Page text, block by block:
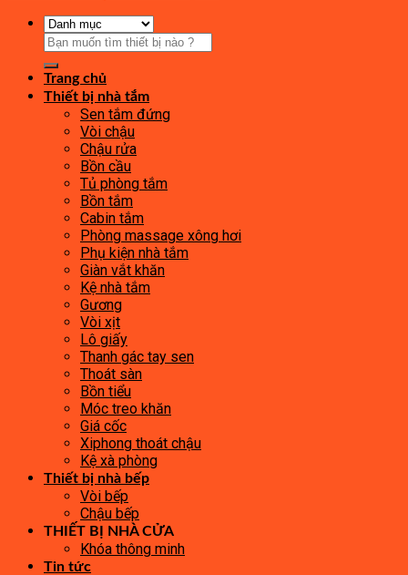
Tìm
kiếm:
Trang chủ
Thiết bị nhà tắm
Sen tắm đứng
Vòi chậu
Chậu rửa
Bồn cầu
Tủ phòng tắm
Bồn tắm
Cabin tắm
Phòng massage xông hơi
Phụ kiện nhà tắm
Giàn vắt khăn
Kệ nhà tắm
Gương
Vòi xịt
Lô giấy
Thanh gác tay sen
Thoát sàn
Bồn tiểu
Móc treo khăn
Giá cốc
Xiphong thoát chậu
Kệ xà phòng
Thiết bị nhà bếp
Vòi bếp
Chậu bếp
THIẾT BỊ NHÀ CỬA
Khóa thông minh
Tin tức